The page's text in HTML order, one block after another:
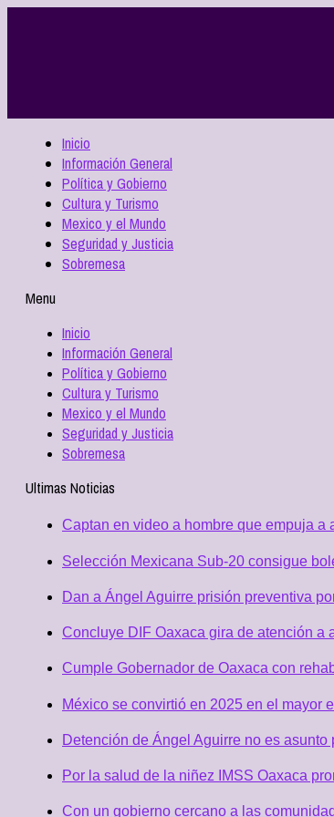
Inicio
Información General
Política y Gobierno
Cultura y Turismo
Mexico y el Mundo
Seguridad y Justicia
Sobremesa
Menu
Inicio
Información General
Política y Gobierno
Cultura y Turismo
Mexico y el Mundo
Seguridad y Justicia
Sobremesa
Ultimas Noticias
Captan en video a hombre que empuja a
Selección Mexicana Sub-20 consigue
Dan a Ángel Aguirre prisión preventiva
Concluye DIF Oaxaca gira de atención a
Cumple Gobernador de Oaxaca con
México se convirtió en 2025 en el mayor
Detención de Ángel Aguirre no es
Por la salud de la niñez IMSS Oaxaca
Con un gobierno cercano a las